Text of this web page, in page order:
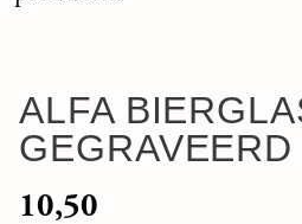
ALFA
GEGRAVEERD
10,50